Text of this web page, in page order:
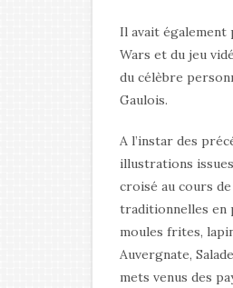
Il avait également
Wars et du jeu
du célèbre
Gaulois.
A l’instar des
illustrations
croisé au cours
traditionnelles en
moules frites,
Auvergnate,
mets venus des